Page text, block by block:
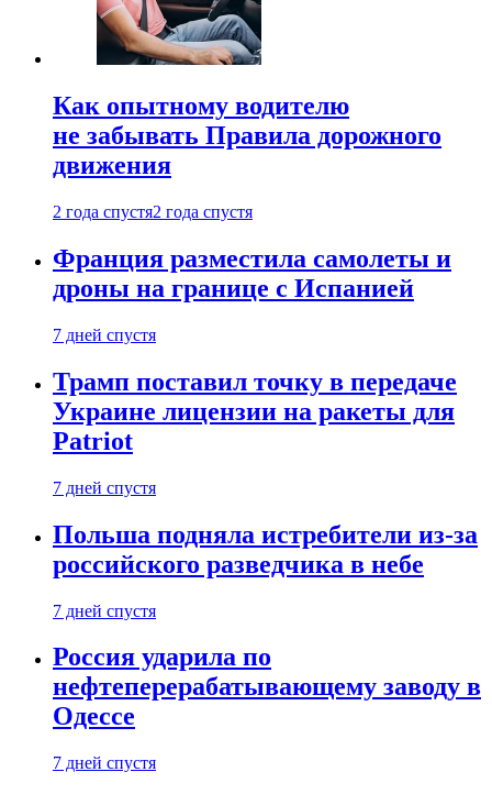
Как опытному водителю
не забывать Правила дорожного
движения
2 года спустя2 года спустя
Франция разместила самолеты и
дроны на границе с Испанией
7 дней спустя
Трамп поставил точку в передаче
Украине лицензии на ракеты для
Patriot
7 дней спустя
Польша подняла истребители из-за
российского разведчика в небе
7 дней спустя
Россия ударила по
нефтеперерабатывающему заводу в
Одессе
7 дней спустя